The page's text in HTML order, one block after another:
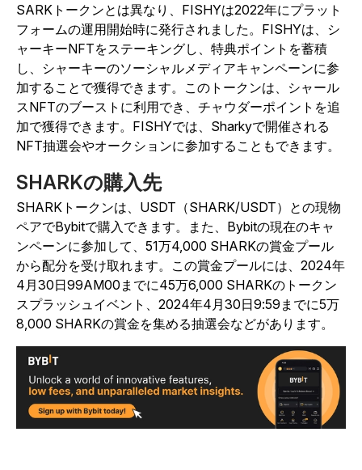
SARKトークンとは異なり、FISHYは2022年にプラット
フォームの運用開始時に発行されました。FISHYは、シ
ャーキーNFTをステーキングし、特典ポイントを蓄積
し、シャーキーのソーシャルメディアキャンペーンに参
加することで獲得できます。このトークンは、シャール
スNFTのブーストに利用でき、チャウダーポイントを追
加で獲得できます。FISHYでは、Sharkyで開催される
NFT抽選会やオークションに参加することもできます。
SHARKの購入先
SHARKトークンは、USDT（SHARK/USDT）との現物
ペアでBybitで購入できます。
また、Bybitの現在のキャ
ンペーンに参加して、51万4,000 SHARKの賞金プール
から配分を受け取れます。この賞金プールには、2024年
4月30日99AM00までに45万6,000 SHARKのトークン
スプラッシュイベント、2024年4月30日9:59までに5万
8,000 SHARKの賞金を集める抽選会などがあります。